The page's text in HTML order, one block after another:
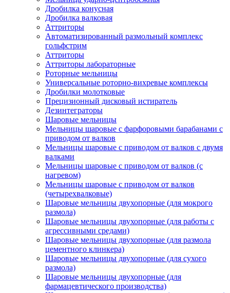
Дробилка конусная
Дробилка валковая
Аттриторы
Автоматизированный размольный комплекс
гольфстрим
Аттриторы
Аттриторы лабораторные
Роторные мельницы
Универсальные роторно-вихревые комплексы
Дробилки молотковые
Прецизионный дисковый истиратель
Дезинтеграторы
Шаровые мельницы
Мельницы шаровые с фарфоровыми барабанами с
приводом от валков
Мельницы шаровые с приводом от валков с двумя
валками
Мельницы шаровые с приводом от валков (с
нагревом)
Мельницы шаровые с приводом от валков
(четырехвалковые)
Шаровые мельницы двухопорные (для мокрого
размола)
Шаровые мельницы двухопорные (для работы с
агрессивными средами)
Шаровые мельницы двухопорные (для размола
цементного клинкера)
Шаровые мельницы двухопорные (для сухого
размола)
Шаровые мельницы двухопорные (для
фармацевтического производства)